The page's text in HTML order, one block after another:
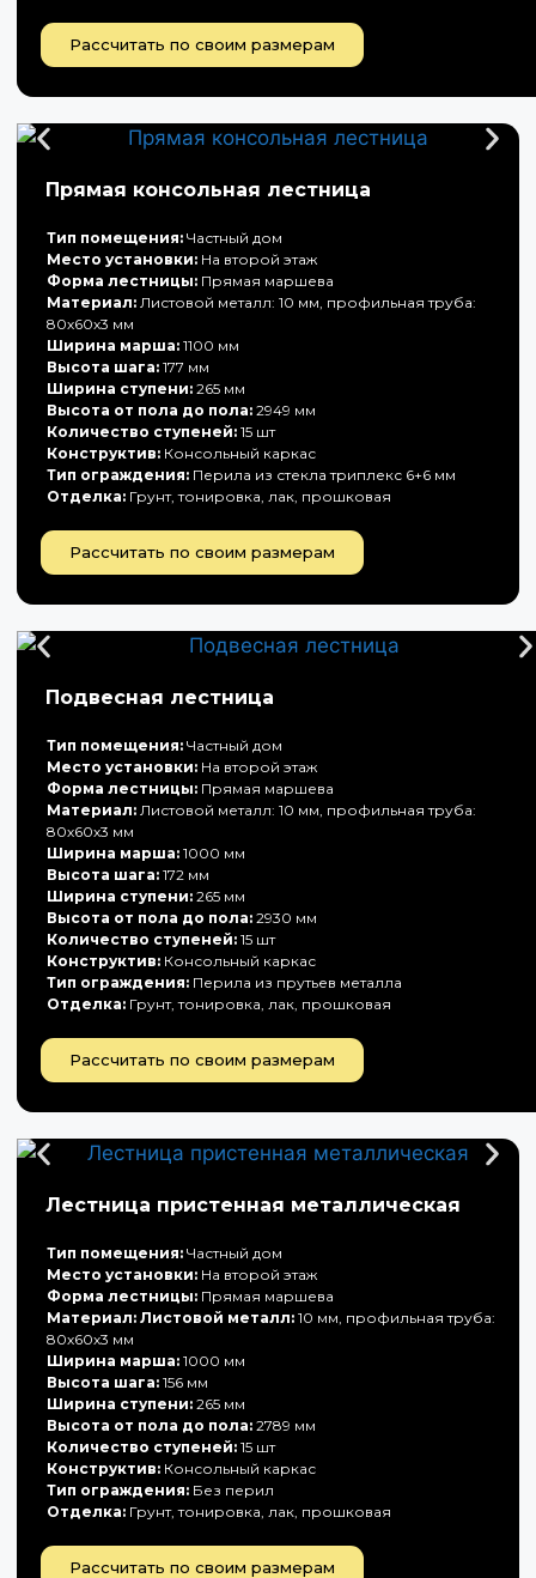
Рассчитать по своим размерам
Прямая консольная лестница
Тип помещения: Частный дом
Место установки: На второй этаж
Форма лестницы: Прямая маршева
Материал: Листовой металл: 10 мм, профильная труба:
80х60х3 мм
Ширина марша: 1100 мм
Высота шага: 177 мм
Ширина ступени: 265 мм
Высота от пола до пола: 2949 мм
Количество ступеней: 15 шт
Конструктив: Консольный каркас
Тип ограждения: Перила из стекла триплекс 6+6 мм
Отделка: Грунт, тонировка, лак, прошковая
Рассчитать по своим размерам
Подвесная лестница
Тип помещения: Частный дом
Место установки: На второй этаж
Форма лестницы: Прямая маршева
Материал: Листовой металл: 10 мм, профильная труба:
80х60х3 мм
Ширина марша: 1000 мм
Высота шага: 172 мм
Ширина ступени: 265 мм
Высота от пола до пола: 2930 мм
Количество ступеней: 15 шт
Конструктив: Консольный каркас
Тип ограждения: Перила из прутьев металла
Отделка: Грунт, тонировка, лак, прошковая
Рассчитать по своим размерам
Лестница пристенная металлическая
Тип помещения: Частный дом
Место установки: На второй этаж
Форма лестницы: Прямая маршева
Материал: Листовой металл: 10 мм, профильная труба:
80х60х3 мм
Ширина марша: 1000 мм
Высота шага: 156 мм
Ширина ступени: 265 мм
Высота от пола до пола: 2789 мм
Количество ступеней: 15 шт
Конструктив: Консольный каркас
Тип ограждения: Без перил
Отделка: Грунт, тонировка, лак, прошковая
Рассчитать по своим размерам